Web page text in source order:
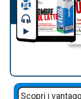
Scopri i